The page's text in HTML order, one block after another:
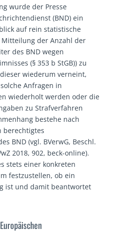
wurde der Presse
(BND) ein
auf rein statistische
der Anzahl der
des BND wegen
(§ 353 b StGB)) zu
wiederum verneint,
Anfragen in
wiederholt werden oder die
zu Strafverfahren
bestehe nach
berechtigtes
BND (vgl. BVerwG, Beschl.
2018, 902, beck-online).
stets einer konkreten
festzustellen, ob ein
ist und damit beantwortet